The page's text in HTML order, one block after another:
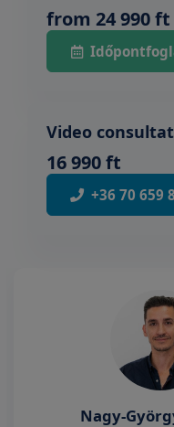
from 24 990 ft
Video
16 990 ft
+36 70 659
Nagy-